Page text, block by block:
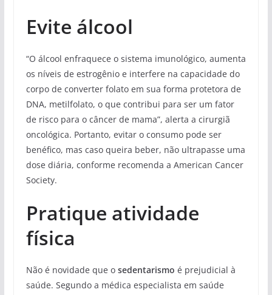
Evite álcool
“O álcool enfraquece o sistema imunológico, aumenta
os níveis de estrogênio e interfere na capacidade do
corpo de converter folato em sua forma protetora de
DNA, metilfolato, o que contribui para ser um fator
de risco para o câncer de mama”, alerta a cirurgiã
oncológica. Portanto, evitar o consumo pode ser
benéfico, mas caso queira beber, não ultrapasse uma
dose diária, conforme recomenda a American Cancer
Society.
Pratique atividade
física
Não é novidade que o sedentarismo é prejudicial à
saúde. Segundo a médica especialista em saúde